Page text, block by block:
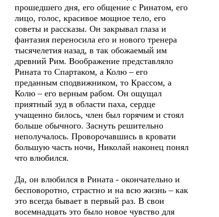
прошедшего дня, его общение с Ринатом, его
лицо, голос, красивое мощное тело, его
советы и рассказы. Он закрывал глаза и
фантазия переносила его и нового тренера
тысячелетия назад, в так обожаемый им
древний Рим. Воображение представляло
Рината то Спартаком, а Колю – его
преданным сподвижником, то Крассом, а
Колю – его верным рабом. Он ощущал
приятный зуд в области паха, сердце
учащенно билось, член был горячим и стоял
больше обычного. Заснуть решительно
неполучалось. Проворочавшись в кровати
большую часть ночи, Николай наконец понял
что влюбился.
Да, он влюбился в Рината - окончательно и
бесповоротно, страстно и на всю жизнь – как
это всегда бывает в первый раз. В свои
восемнадцать это было новое чувство для